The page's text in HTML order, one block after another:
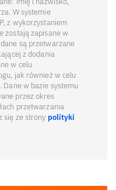
W systemie
z wykorzystaniem
zostają zapisane w
są przetwarzane
z dodania
w celu
jak również w celu
Dane w bazie systemu
przez okres
przetwarzania
się ze strony polityki